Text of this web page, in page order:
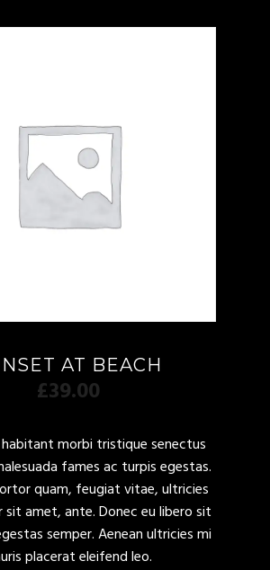
AT BEACH
£39.00
morbi tristique senectus
fames ac turpis egestas.
quam, feugiat vitae, ultricies
amet, ante. Donec eu libero sit
semper. Aenean ultricies mi
placerat eleifend leo.